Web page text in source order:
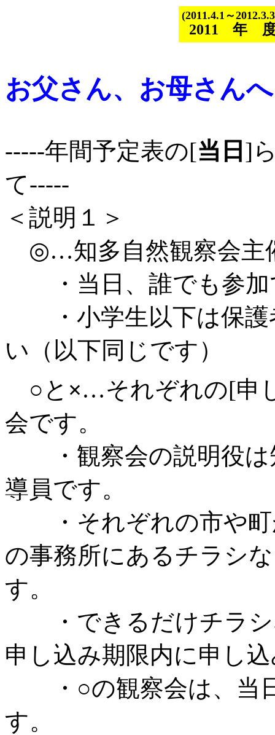
2011年
(2011.4.1～
お父さん、お母さんへ
-----年間予定表の[当日 ]
て-----
＜説明１＞
◎…知多自然観察会主
・当日、誰でも参加
・小学生以下は保護
い（以下同じです）
○と ×…それぞれの[申
会です。
・観察会の説明役は
導員です。
・それぞれの市や町
の事務所にあるチラシ
す。
・できるだけチラシ
申し込み期限内に申し
・○の観察会は、当
す。